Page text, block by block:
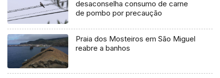
desaconselha consumo de carne
de pombo por precaução
Praia dos Mosteiros em São Miguel
reabre a banhos